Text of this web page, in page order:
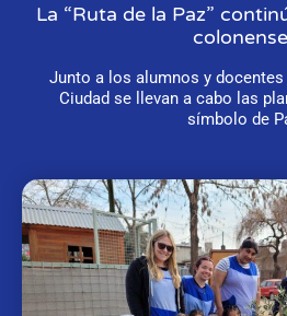
La “Ruta de la Paz”
Junto a los alumnos y
Ciudad se llevan a cabo las
símbolo de